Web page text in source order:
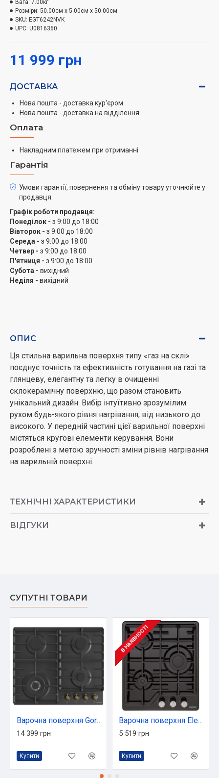
на варильній поверхні.
11 999 грн
Вага: 7.00кг
Розміри: 50.00см x 5.00см x 50.00см
SKU: EGT6242NVK
UPC: U0816360
ДОСТАВКА
Нова пошта - доставка кур'єром
Нова пошта - доставка на відділення
Оплата
Накладним платежем при отриманні
Гарантія
Умови гарантії, повернення та обміну товару уточнюйте у
продавця.
Графік роботи продавця:
Понеділок - з 9:00 до 18:00
Вівторок - з 9:00 до 18:00
Середа - з 9:00 до 18:00
Четвер - з 9:00 до 18:00
П'ятниця - з 9:00 до 18:00
Субота - вихідний
Неділя - вихідний
ОПИС
Ця стильна варильна поверхня типу «газ на склі»
поєднує точність та ефективність готування на газі та
глянцеву, елегантну та легку в очищенні
склокерамічну поверхню, що разом становить
унікальний дизайн. Вибір інтуїтивно зрозумілим
рухом будь-якого рівня нагрівання, від низького до
високого. У передній частині цієї варильної поверхні
містяться кругові елементи керування. Вони
розроблені з метою зручності зміни рівнів нагрівання
на варильній поверхні.
ТЕХНІЧНІ ХАРАКТЕРИСТИКИ
ВІДГУКИ
СУПУТНІ ТОВАРИ
Варочна поверхня Gorenje GW642CLB
14 399 грн
Купити
В НАЯВНОСТІ
Варочна поверхня Eleyus MAGENTA 45 BL CF
5 519 грн
Купити